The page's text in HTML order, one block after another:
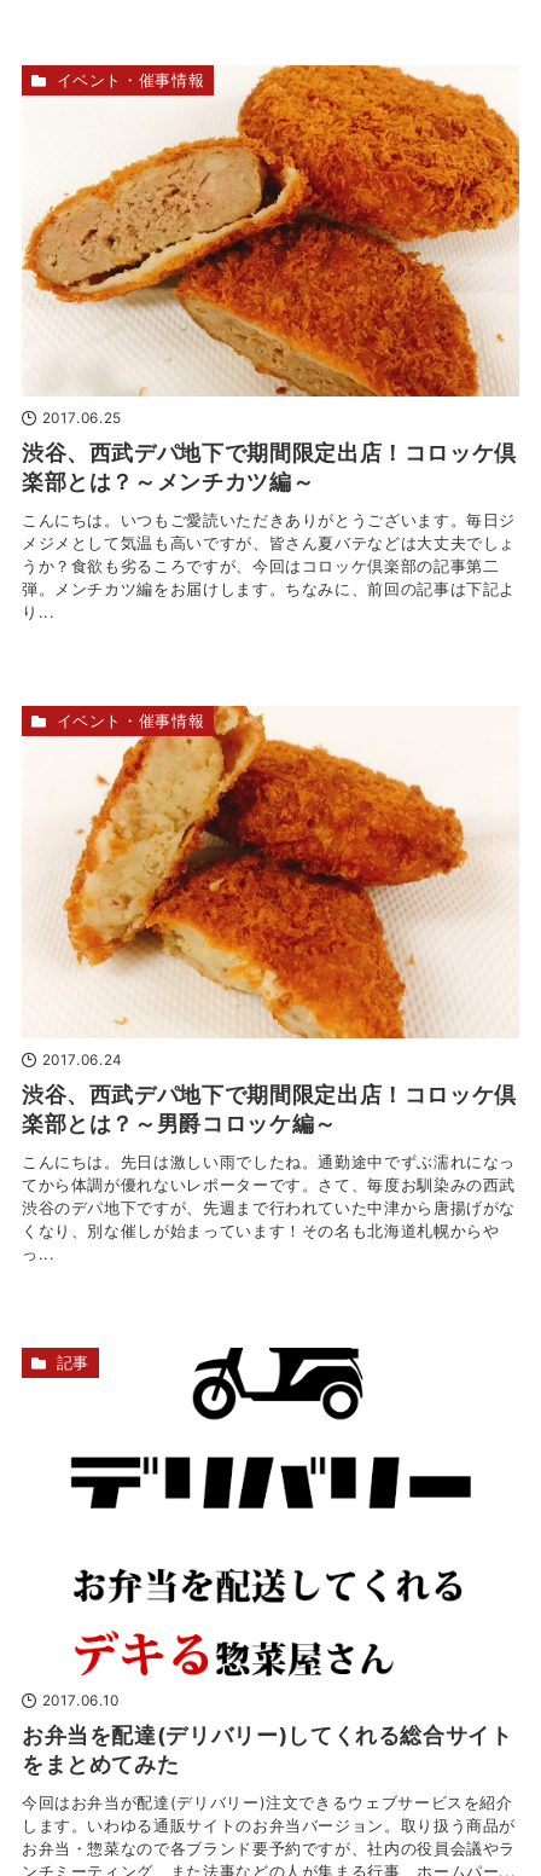
2017.06.25
渋谷、西武デパ地下で期間限定出店！コロッケ倶
楽部とは？～メンチカツ編～
こんにちは。いつもご愛読いただきありがとうございます。毎日ジ
メジメとして気温も高いですが、皆さん夏バテなどは大丈夫でしょ
うか？食欲も劣るころですが、今回はコロッケ倶楽部の記事第二
弾。メンチカツ編をお届けします。ちなみに、前回の記事は下記よ
り...
イベント・催事情報
2017.06.24
渋谷、西武デパ地下で期間限定出店！コロッケ倶
楽部とは？～男爵コロッケ編～
こんにちは。先日は激しい雨でしたね。通勤途中でずぶ濡れになっ
てから体調が優れないレポーターです。さて、毎度お馴染みの西武
渋谷のデパ地下ですが、先週まで行われていた中津から唐揚げがな
くなり、別な催しが始まっています！その名も北海道札幌からや
っ...
イベント・催事情報
2017.06.10
お弁当を配達(デリバリー)してくれる総合サイト
をまとめてみた
今回はお弁当が配達(デリバリー)注文できるウェブサービスを紹介
します。いわゆる通販サイトのお弁当バージョン。取り扱う商品が
お弁当・惣菜なので各ブランド要予約ですが、社内の役員会議やラ
ンチミーティング、また法事などの人が集まる行事、ホームパー...
記事